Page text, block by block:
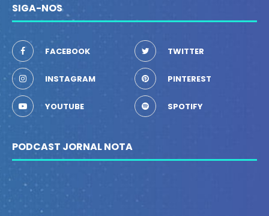
SIGA-NOS
FACEBOOK TWITTER
INSTAGRAM PINTEREST
YOUTUBE SPOTIFY
PODCAST JORNAL NOTA